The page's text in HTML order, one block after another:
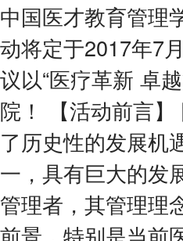
中国医才教育管理
动将定于2017年7
议以“医疗革新 卓
院！ 【活动前言
了历史性的发展机
一，具有巨大的发
管理者，其管理理